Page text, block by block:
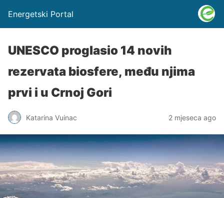
Energetski Portal
UNESCO proglasio 14 novih
rezervata biosfere, među njima
prvi i u Crnoj Gori
Katarina Vuinac 2 mjeseca ago